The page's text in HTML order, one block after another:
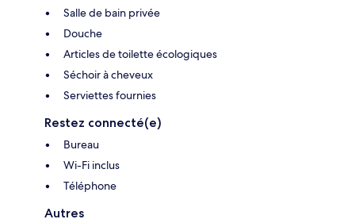
Salle de bain privée
Douche
Articles de toilette écologiques
Séchoir à cheveux
Serviettes fournies
Restez connecté(e)
Bureau
Wi-Fi inclus
Téléphone
Autres